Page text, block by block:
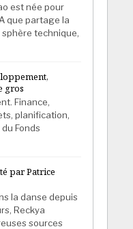
est née pour
que partage la
sphère technique,
gros
Finance,
planification,
Fonds
par Patrice
la danse depuis
Reckya
sources